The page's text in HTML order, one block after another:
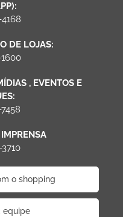
DE LOJAS:
, EVENTOS E
o shopping
equipe